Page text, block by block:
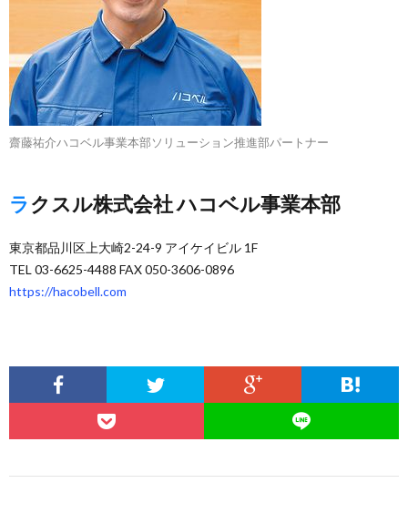
齋藤祐介ハコベル事業本部ソリューション推進部パートナー
ラクスル株式会社 ハコベル事業本部
東京都品川区上大崎2-24-9 アイケイビル 1F
TEL 03-6625-4488 FAX 050-3606-0896
https://hacobell.com